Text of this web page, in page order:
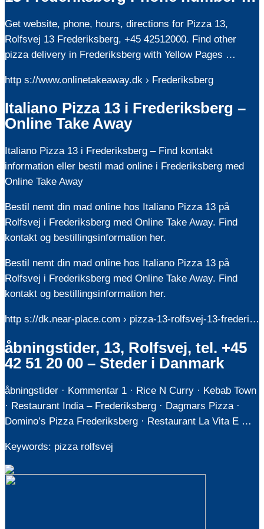
Get website, phone, hours, directions for Pizza 13,
Rolfsvej 13 Frederiksberg, +45 42512000. Find other
pizza delivery in Frederiksberg with Yellow Pages …
http s://www.onlinetakeaway.dk › Frederiksberg
Italiano Pizza 13 i Frederiksberg –
Online Take Away
Italiano Pizza 13 i Frederiksberg – Find kontakt
information eller bestil mad online i Frederiksberg med
Online Take Away
Bestil nemt din mad online hos Italiano Pizza 13 på
Rolfsvej i Frederiksberg med Online Take Away. Find
kontakt og bestillingsinformation her.
Bestil nemt din mad online hos Italiano Pizza 13 på
Rolfsvej i Frederiksberg med Online Take Away. Find
kontakt og bestillingsinformation her.
http s://dk.near-place.com › pizza-13-rolfsvej-13-frederi…
åbningstider, 13, Rolfsvej, tel. +45
42 51 20 00 – Steder i Danmark
åbningstider · Kommentar 1 · Rice N Curry · Kebab Town
· Restaurant India – Frederiksberg · Dagmars Pizza ·
Domino’s Pizza Frederiksberg · Restaurant La Vita E …
Keywords: pizza rolfsvej